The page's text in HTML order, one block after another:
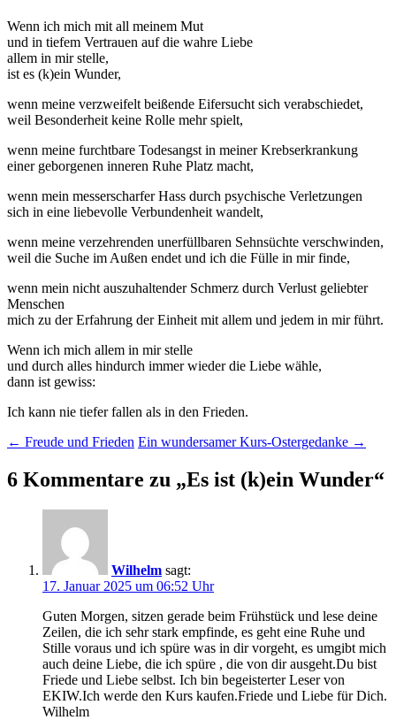
Wenn ich mich mit all meinem Mut
und in tiefem Vertrauen auf die wahre Liebe
allem in mir stelle,
ist es (k)ein Wunder,
wenn meine verzweifelt beißende Eifersucht sich verabschiedet,
weil Besonderheit keine Rolle mehr spielt,
wenn meine furchtbare Todesangst in meiner Krebserkrankung
einer geborgenen inneren Ruhe Platz macht,
wenn mein messerscharfer Hass durch psychische Verletzungen
sich in eine liebevolle Verbundenheit wandelt,
wenn meine verzehrenden unerfüllbaren Sehnsüchte verschwinden,
weil die Suche im Außen endet und ich die Fülle in mir finde,
wenn mein nicht auszuhaltender Schmerz durch Verlust geliebter
Menschen
mich zu der Erfahrung der Einheit mit allem und jedem in mir führt.
Wenn ich mich allem in mir stelle
und durch alles hindurch immer wieder die Liebe wähle,
dann ist gewiss:
Ich kann nie tiefer fallen als in den Frieden.
Beitragsnavigation
← Freude und Frieden Ein wundersamer Kurs-Ostergedanke →
6 Kommentare zu „Es ist (k)ein Wunder“
Wilhelm sagt:
17. Januar 2025 um 06:52 Uhr
Guten Morgen, sitzen gerade beim Frühstück und lese deine
Zeilen, die ich sehr stark empfinde, es geht eine Ruhe und
Stille voraus und ich spüre was in dir vorgeht, es umgibt mich
auch deine Liebe, die ich spüre , die von dir ausgeht.Du bist
Friede und Liebe selbst. Ich bin begeisterter Leser von
EKIW.Ich werde den Kurs kaufen.Friede und Liebe für Dich.
Wilhelm